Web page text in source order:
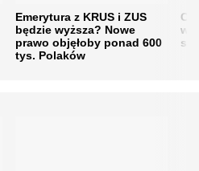
Emerytura z KRUS i ZUS
będzie wyższa? Nowe
prawo objęłoby ponad 600
tys. Polaków
w